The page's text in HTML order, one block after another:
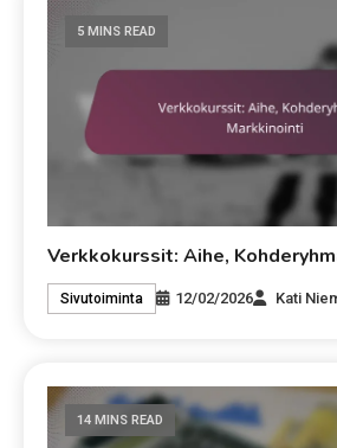
5 MINS READ
Verkkokurssit: Aihe,
Sivutoiminta 12/02/2026 Kati
14 MINS READ